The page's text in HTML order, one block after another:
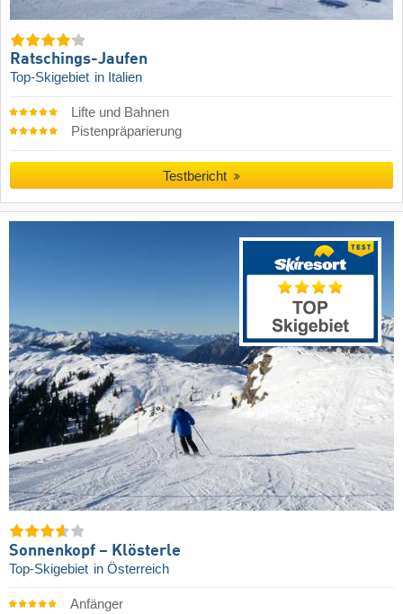
Ratschings-Jaufen
Top-Skigebiet in Italien
Lifte und Bahnen
Pistenpräparierung
Testbericht
Sonnenkopf – Klösterle
Top-Skigebiet in Österreich
Anfänger